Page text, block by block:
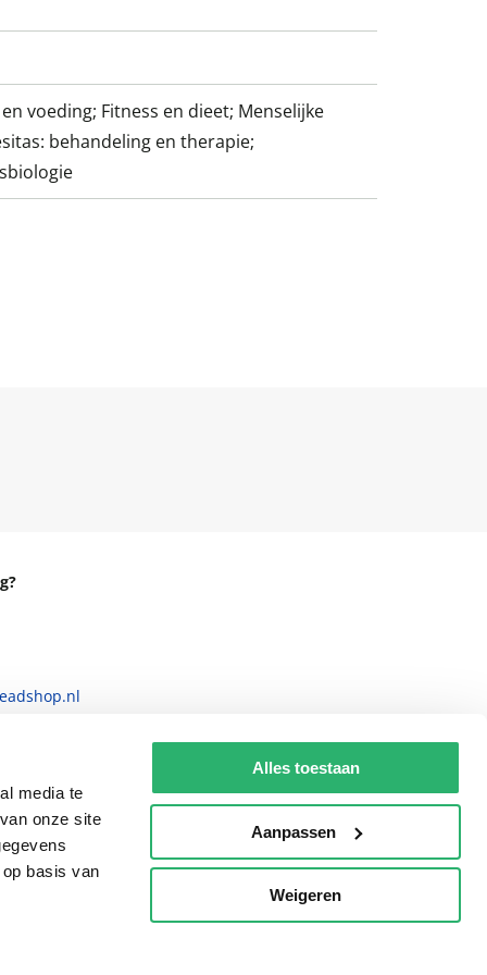
media te
onze site
basis van
Alles toestaan
Aanpassen
Weigeren
voeding; Fitness en dieet; Menselijke
behandeling en therapie;